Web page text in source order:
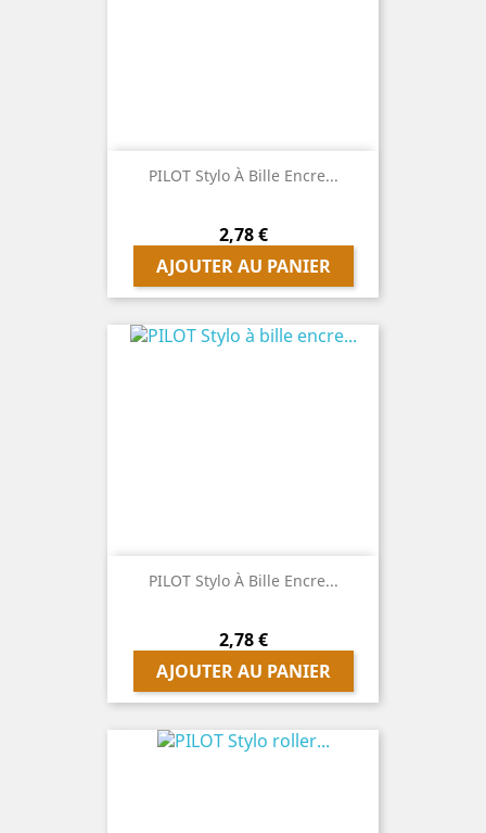
PILOT Stylo À Bille Encre...
Prix
2,78 €
AJOUTER AU PANIER
PILOT Stylo À Bille Encre...
Prix
2,78 €
AJOUTER AU PANIER